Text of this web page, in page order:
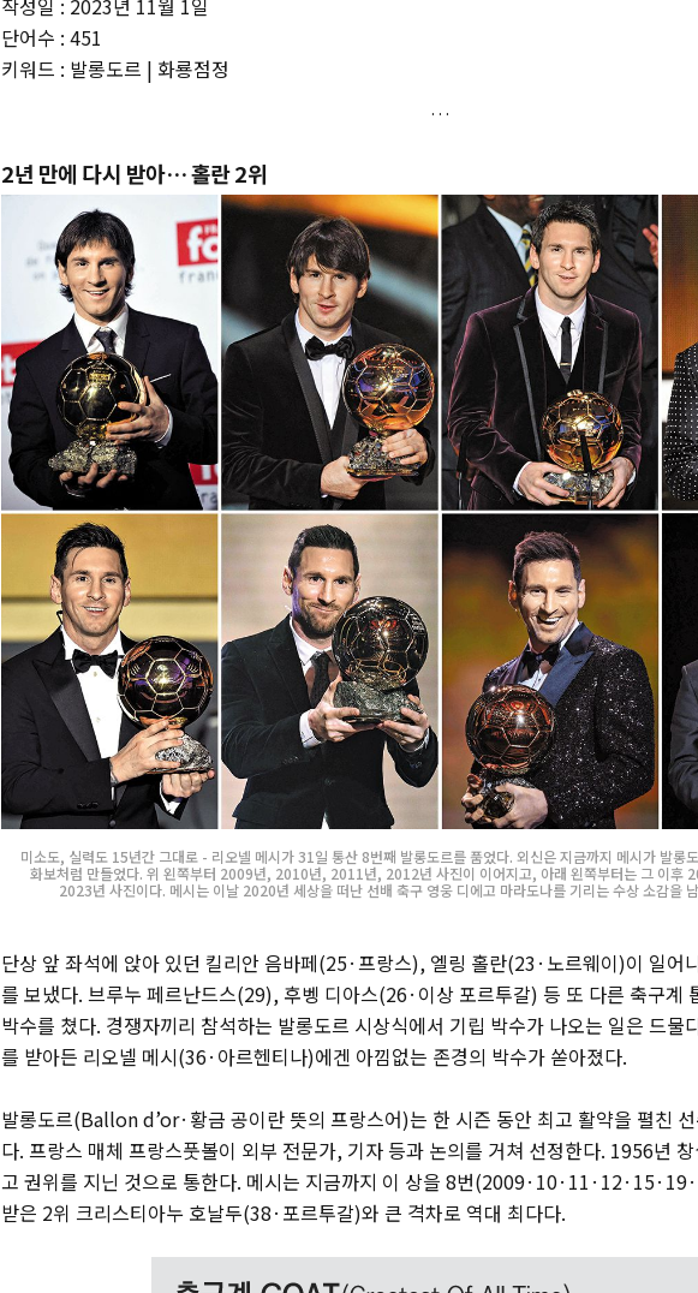
작성일 : 2023년 11월 1일
단어수 : 451
키워드 : 발롱도르 | 화룡점정
2년 만에 다시 받아… 홀란 2위
미소도, 실력도 15년간 그대로 - 리오넬 메시가 31일 통산 8번째 발롱도르를 품었다. 외신은 지금까지 메시가 발롱
화보처럼 만들었다. 위 왼쪽부터 2009년, 2010년, 2011년, 2012년 사진이 이어지고, 아래 왼쪽부터는 그 이
2023년 사진이다. 메시는 이날 2020년 세상을 떠난 선배 축구 영웅 디에고 마라도나를 기리는 수상 소감을
단상 앞 좌석에 앉아 있던 킬리안 음바페(25·프랑스), 엘링 홀란(23·노르웨이)이 일어
를 보냈다. 브루누 페르난드스(29), 후벵 디아스(26·이상 포르투갈) 등 또 다른 축구계
박수를 쳤다. 경쟁자끼리 참석하는 발롱도르 시상식에서 기립 박수가 나오는 일은 드물
를 받아든 리오넬 메시(36·아르헨티나)에겐 아낌없는 존경의 박수가 쏟아졌다.
발롱도르(Ballon d’or·황금 공이란 뜻의 프랑스어)는 한 시즌 동안 최고 활약을 펼친
다. 프랑스 매체 프랑스풋볼이 외부 전문가, 기자 등과 논의를 거쳐 선정한다. 1956년
고 권위를 지닌 것으로 통한다. 메시는 지금까지 이 상을 8번
받은 2위 크리스티아누 호날두(38·포르투갈)와 큰 격차로 역대 최다다.